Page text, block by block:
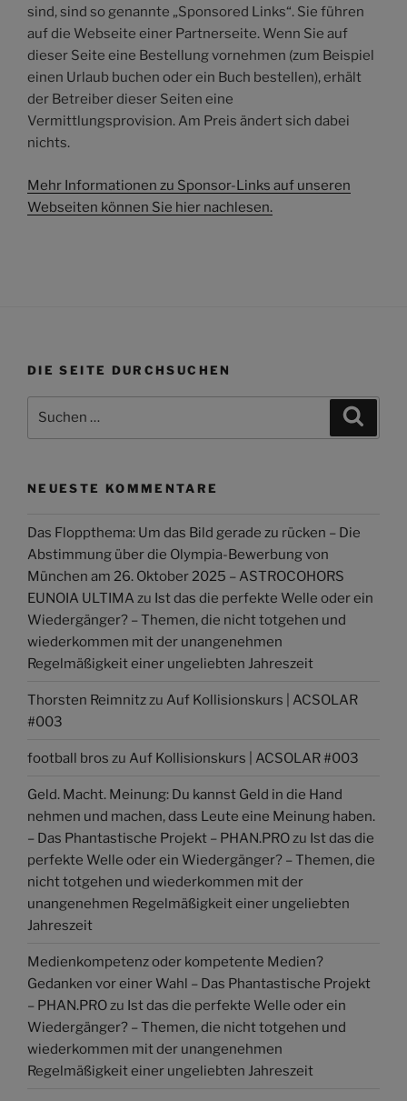
sind, sind so genannte „Sponsored Links“. Sie führen
auf die Webseite einer Partnerseite. Wenn Sie auf
dieser Seite eine Bestellung vornehmen (zum Beispiel
einen Urlaub buchen oder ein Buch bestellen), erhält
der Betreiber dieser Seiten eine
Vermittlungsprovision. Am Preis ändert sich dabei
nichts.
Mehr Informationen zu Sponsor-Links auf unseren
Webseiten können Sie hier nachlesen.
DIE SEITE DURCHSUCHEN
NEUESTE KOMMENTARE
Das Floppthema: Um das Bild gerade zu rücken – Die
Abstimmung über die Olympia-Bewerbung von
München am 26. Oktober 2025 – ASTROCOHORS
EUNOIA ULTIMA zu Ist das die perfekte Welle oder ein
Wiedergänger? – Themen, die nicht totgehen und
wiederkommen mit der unangenehmen
Regelmäßigkeit einer ungeliebten Jahreszeit
Thorsten Reimnitz zu Auf Kollisionskurs | ACSOLAR
#003
football bros zu Auf Kollisionskurs | ACSOLAR #003
Geld. Macht. Meinung: Du kannst Geld in die Hand
nehmen und machen, dass Leute eine Meinung haben.
– Das Phantastische Projekt – PHAN.PRO zu Ist das die
perfekte Welle oder ein Wiedergänger? – Themen, die
nicht totgehen und wiederkommen mit der
unangenehmen Regelmäßigkeit einer ungeliebten
Jahreszeit
Medienkompetenz oder kompetente Medien?
Gedanken vor einer Wahl – Das Phantastische Projekt
– PHAN.PRO zu Ist das die perfekte Welle oder ein
Wiedergänger? – Themen, die nicht totgehen und
wiederkommen mit der unangenehmen
Regelmäßigkeit einer ungeliebten Jahreszeit